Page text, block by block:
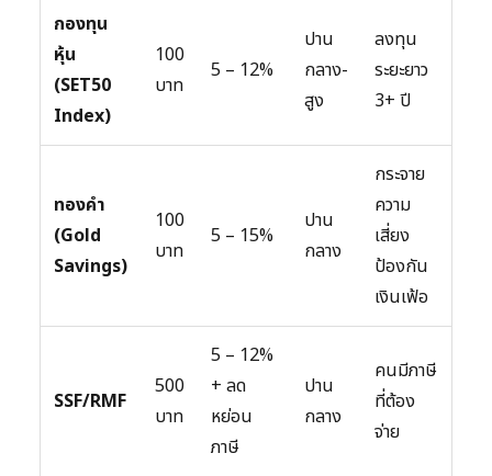
กองทุน
หุ้น
(SET50
Index)
100
บาท
5 – 12%
ปาน
กลาง-
สูง
ลงทุน
ระยะยาว
3+ ปี
ทองคำ
(Gold
Savings)
100
บาท
5 – 15%
ปาน
กลาง
กระจาย
ความ
เสี่ยง
ป้องกัน
เงินเฟ้อ
SSF/RMF
500
บาท
5 – 12%
+ ลด
หย่อน
ภาษี
ปาน
กลาง
คนมีภาษี
ที่ต้อง
จ่าย